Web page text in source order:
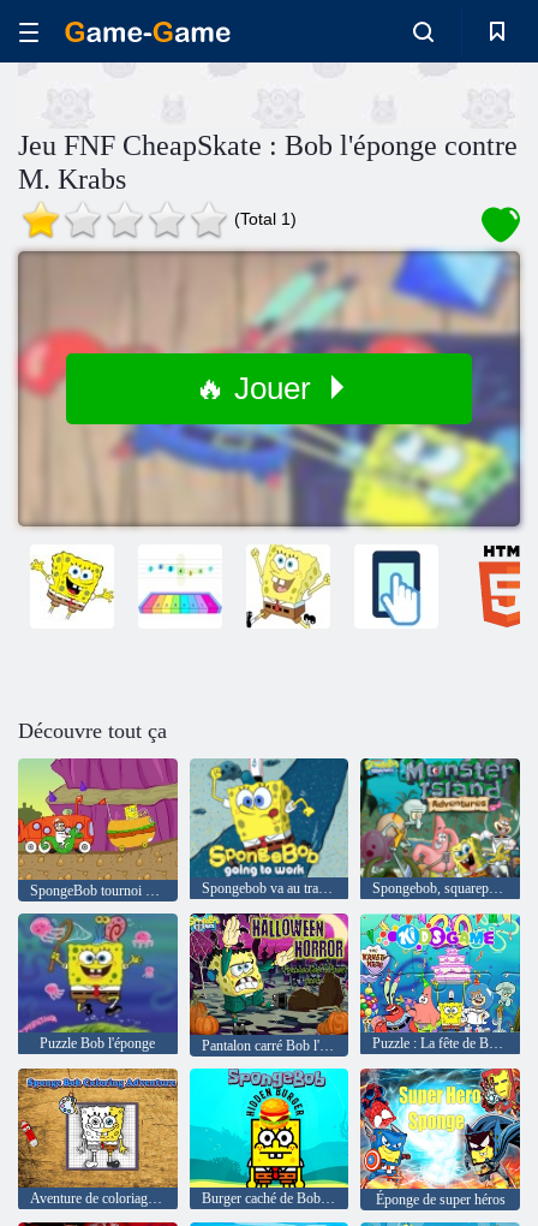
Jeu FNF CheapSkate : Bob l'éponge contre
M. Krabs
(Total 1)
🔥 Jouer
Découvre tout ça
SpongeBob tournoi course Spongebob va au travail Spongebob, squarepants, monstre, île, aventures
Puzzle Bob l'éponge Pantalon carré Bob l'éponge Halloween Horror FrankenBob's Quest Partie 1 Puzzle : La fête de Bob l'éponge
Aventure de coloriage Bob l'éponge Burger caché de Bob l'éponge Éponge de super héros